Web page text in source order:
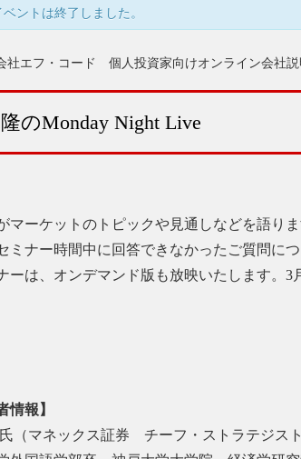
ベントは終了しました。
社エフ・コード 個人投資家向けオンライン会社説
のMonday Night Live
マーケットのトピックや見通しなどを語り
ミナー時間中に回答できなかったご質問につ
ーは、オンデマンド版も放映いたします。3
情報】
（マネックス証券 チーフ・ストラテジスト